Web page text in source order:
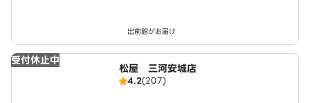
出前館がお届け
受付休止中
松屋 三河安城店
4.2(207)